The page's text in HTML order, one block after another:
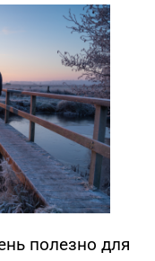
полезно для